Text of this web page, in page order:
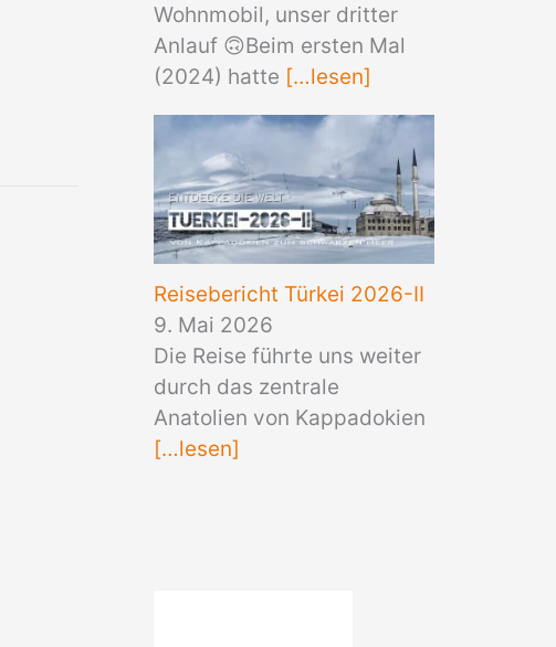
Wohnmobil, unser dritter
Anlauf 🙃Beim ersten Mal
(2024) hatte […lesen]
Reisebericht Türkei 2026-II
9. Mai 2026
Die Reise führte uns weiter
durch das zentrale
Anatolien von Kappadokien
[…lesen]